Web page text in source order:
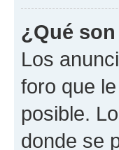
¿Qué
Los
foro que
posible.
donde se